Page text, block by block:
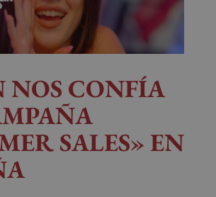
NOS CONFÍA
SALES» EN